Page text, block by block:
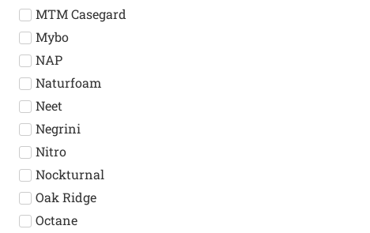
MTM Casegard
Mybo
NAP
Naturfoam
Neet
Negrini
Nitro
Nockturnal
Oak Ridge
Octane